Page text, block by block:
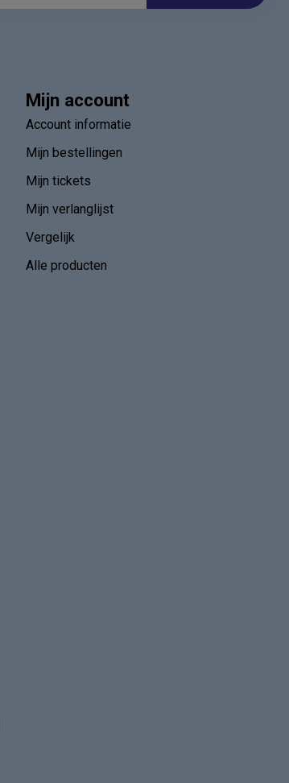
Mijn account
Account informatie
Mijn bestellingen
Mijn tickets
Mijn verlanglijst
Vergelijk
Alle producten